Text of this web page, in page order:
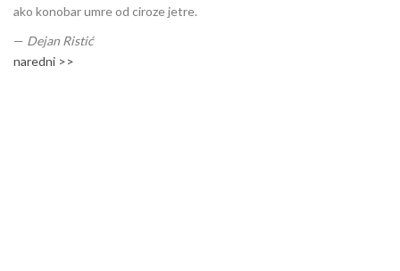
ako konobar umre od ciroze jetre.
— Dejan Ristić
naredni >>